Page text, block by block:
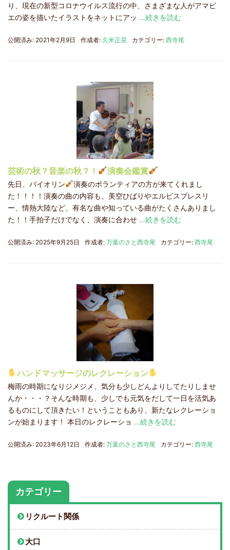
り、現在の新型コロナウイルス流行の中、さまざまな人がアマビ
エの姿を描いたイラストをネットにアッ …続きを読む
公開済み: 2021年2月9日 作成者: 久米正晃 カテゴリー: 西寺尾
芸術の秋？音楽の秋？！ 演奏会鑑賞
先日、バイオリン
演奏のボランティアの方が来てくれまし
た！！！！演奏の曲の内容も、美空ひばりやエルビスプレスリ
ー、情熱大陸など、有名な曲や知っている曲がたくさんありまし
た！！手拍子だけでなく、演奏に合わせ …続きを読む
公開済み: 2025年9月25日 作成者: 万葉のさと西寺尾 カテゴリー: 西寺尾
ハンドマッサージのレクレーション
梅雨の時期になりジメジメ、気分も少しどんよりしてたりしませ
んか・・・？そんな時期も、少しでも元気をだして一日を活気あ
るものにして頂きたい！ということもあり、新たなレクレーショ
ンが始まります！ 本日のレクレーショ …続きを読む
公開済み: 2023年6月12日 作成者: 万葉のさと西寺尾 カテゴリー: 西寺尾
カテゴリー
リクルート関係
大口